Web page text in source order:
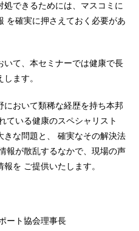
できるためには、マスコミに
を確実に押さえておく必要があ
いて、本セミナーでは健康で長
ます。
おいて類稀な経歴を持ち本邦
ている健康のスペシャリスト
な問題と、 確実なその解決法
報が散乱するなかで、現場の声
を ご提供いたします。
ート協会理事長